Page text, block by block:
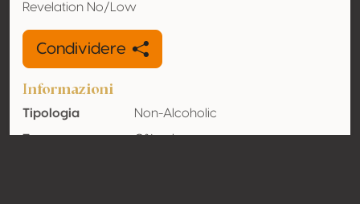
Revelation No/Low
Condividere
Informazioni
Tipologia
Non-Alcoholic
Tenore
0% vol